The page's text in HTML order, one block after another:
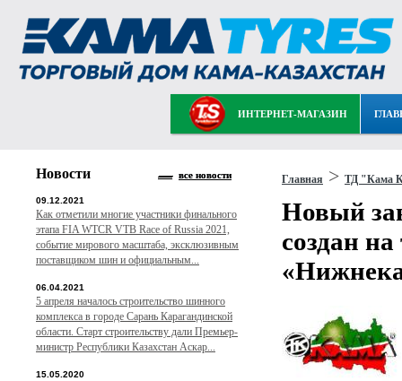
ИНТЕРНЕТ-МАГАЗИН
Главная > ТД "Кама
Новый
создан
Новости все новости
09.12.2021
Как отметили многие участники финального
этапа FIA WTCR VTB Race of Russia 2021,
событие мирового масштаба, эксклюзивным
поставщиком шин и официальным...
06.04.2021
5 апреля началось строительство шинного
комплекса в городе Сарань Карагандинской
области. Старт строительству дали Премьер-
министр Республики Казахстан Аскар...
15.05.2020